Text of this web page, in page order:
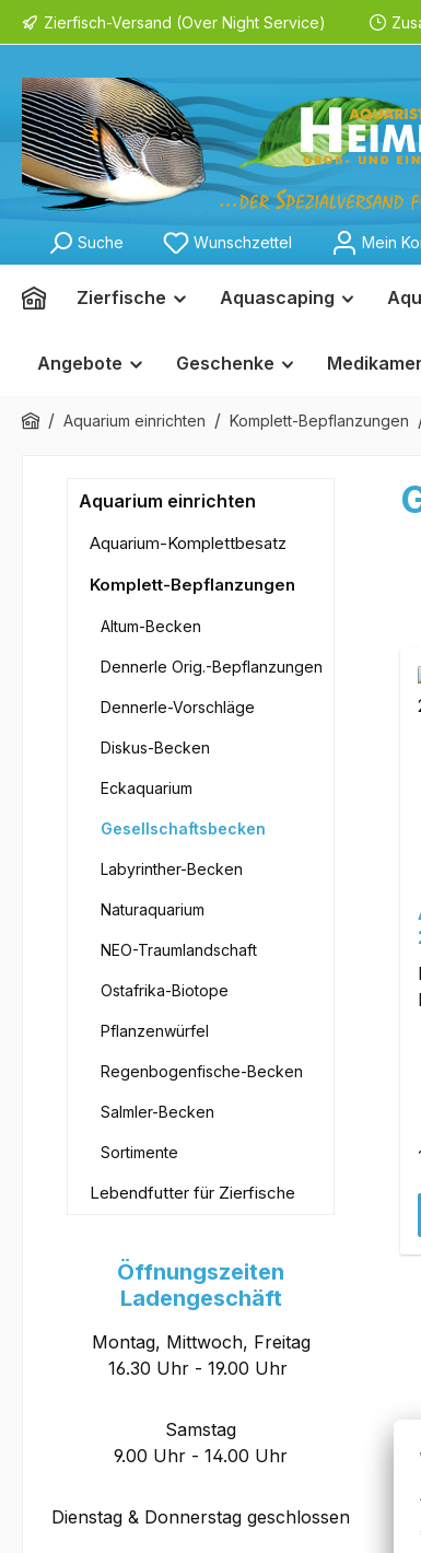
Zur Hauptnavigation springen
Zierfisch-Versand (Over Night Service)
Suche Wunschzettel Mein
Zierfische Aquascaping
Angebote Geschenke
/ Aquarium einrichten / Komplett-Bepflanzungen
Aquarium einrichten
Aquarium-Komplettbesatz
Komplett-Bepflanzungen
Altum-Becken
Dennerle Orig.-Bepflanzungen
Dennerle-Vorschläge
Diskus-Becken
Eckaquarium
Gesellschaftsbecken
Labyrinther-Becken
Naturaquarium
NEO-Traumlandschaft
Ostafrika-Biotope
Pflanzenwürfel
Regenbogenfische-Becken
Salmler-Becken
Sortimente
Lebendfutter für Zierfische
Öffnungszeiten
Ladengeschäft
Montag, Mittwoch, Freitag
16.30 Uhr - 19.00 Uhr
Samstag
9.00 Uhr - 14.00 Uhr
Dienstag & Donnerstag geschlossen